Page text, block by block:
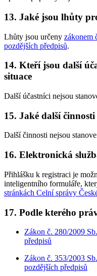
13. Jaké jsou lhůty
Lhůty jsou určeny zákonem
pozdějších předpisů.
14. Kteří jsou další
situace
Další účastníci nejsou
15. Jaké další
Další činnosti nejsou
16. Elektronická
Přihlášku k registraci je
inteligentního formuláře,
stránkách Celní správy
17. Podle kterého
Zákon č. 280/2009
předpisů
Zákon č. 353/2003
pozdějších předpisů